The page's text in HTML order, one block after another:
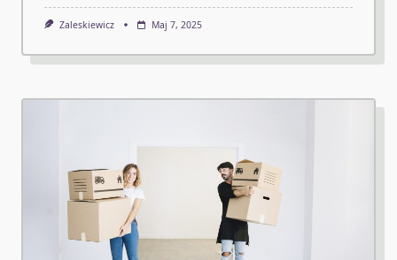
Zaleskiewicz Maj 7, 2025